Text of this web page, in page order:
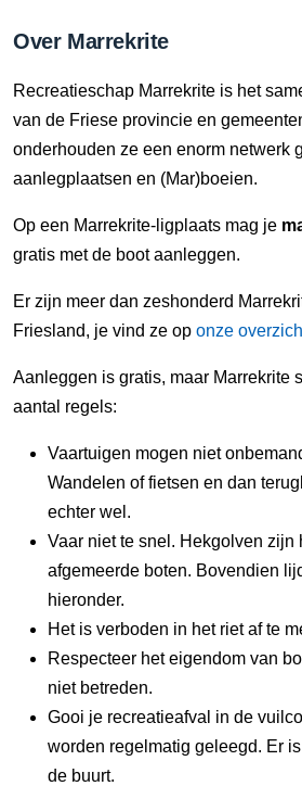
Over Marrekrite
Recreatieschap Marrekrite is het
van de Friese provincie en
onderhouden ze een enorm netwerk
aanlegplaatsen en (Mar)boeien.
Op een Marrekrite-ligplaats mag je
gratis met de boot aanleggen.
Er zijn meer dan zeshonderd
Friesland, je vind ze op onze
Aanleggen is gratis, maar Marrekrite
aantal regels:
Vaartuigen mogen niet
Wandelen of fietsen en dan
echter wel.
Vaar niet te snel. Hekgolven zijn
afgemeerde boten. Bovendien
hieronder.
Het is verboden in het riet af te
Respecteer het eigendom van
niet betreden.
Gooi je recreatieafval in de
worden regelmatig geleegd. Er
de buurt.